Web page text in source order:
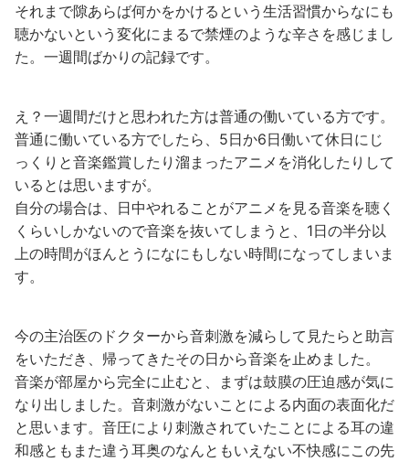
それまで隙あらば何かをかけるという生活習慣からなにも
聴かないという変化にまるで禁煙のような辛さを感じまし
た。一週間ばかりの記録です。
え？一週間だけと思われた方は普通の働いている方です。
普通に働いている方でしたら、5日か6日働いて休日にじ
っくりと音楽鑑賞したり溜まったアニメを消化したりして
いるとは思いますが。
自分の場合は、日中やれることがアニメを見る音楽を聴く
くらいしかないので音楽を抜いてしまうと、1日の半分以
上の時間がほんとうになにもしない時間になってしまいま
す。
今の主治医のドクターから音刺激を減らして見たらと助言
をいただき、帰ってきたその日から音楽を止めました。
音楽が部屋から完全に止むと、まずは鼓膜の圧迫感が気に
なり出しました。音刺激がないことによる内面の表面化だ
と思います。音圧により刺激されていたことによる耳の違
和感ともまた違う耳奥のなんともいえない不快感にこの先